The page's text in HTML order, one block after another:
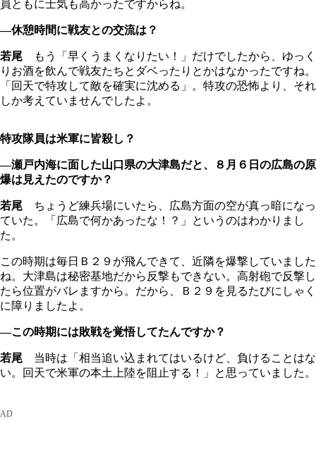
員ともに士気も高かったですからね。
―休憩時間に戦友との交流は？
若尾 もう「早くうまくなりたい！」だけでしたから、ゆっく
りお酒を飲んで戦友たちとダベったりとかはなかったですね。
「回天で特攻して敵を確実に沈める」。特攻の恐怖より、それ
しか考えていませんでしたよ。
特攻隊員は米軍に皆殺し？
―瀬戸内海に面した山口県の大津島だと、８月６日の広島の原
爆は見えたのですか？
若尾 ちょうど練兵場にいたら、広島方面の空が真っ暗になっ
ていた。「広島で何かあったな！？」というのはわかりまし
た。
この時期は毎日Ｂ２９が飛んできて、近隣を爆撃していました
ね。大津島は秘密基地だから反撃もできない。高射砲で反撃し
たら位置がバレますから。だから、Ｂ２９を見るたびにしゃく
に障りましたよ。
―この時期には敗戦を覚悟してたんですか？
若尾 当時は「相当追い込まれてはいるけど、負けることはな
い。回天で米軍の本土上陸を阻止する！」と思っていました。